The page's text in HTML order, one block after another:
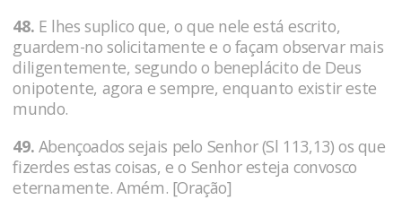
48. E lhes suplico que, o que nele está escrito,
guardem-no solicitamente e o façam observar mais
diligentemente, segundo o beneplácito de Deus
onipotente, agora e sempre, enquanto existir este
mundo.
49. Abençoados sejais pelo Senhor (Sl 113,13) os que
fizerdes estas coisas, e o Senhor esteja convosco
eternamente. Amém. [Oração]